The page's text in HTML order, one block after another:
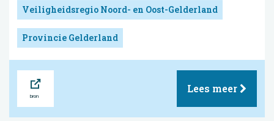
Veiligheidsregio Noord- en Oost-Gelderland
Provincie Gelderland
Lees meer